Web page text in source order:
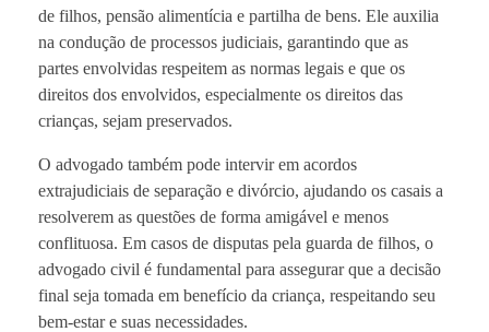
de filhos, pensão alimentícia e partilha de bens. Ele auxilia
na condução de processos judiciais, garantindo que as
partes envolvidas respeitem as normas legais e que os
direitos dos envolvidos, especialmente os direitos das
crianças, sejam preservados.
O advogado também pode intervir em acordos
extrajudiciais de separação e divórcio, ajudando os casais a
resolverem as questões de forma amigável e menos
conflituosa. Em casos de disputas pela guarda de filhos, o
advogado civil é fundamental para assegurar que a decisão
final seja tomada em benefício da criança, respeitando seu
bem-estar e suas necessidades.